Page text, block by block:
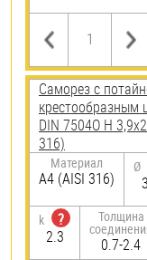
Саморез с
крестообразным
DIN 7504O H
316)
Материал
A4 (AISI 316)
Ø
k
?
2.3
Толщина
0.7-2.4